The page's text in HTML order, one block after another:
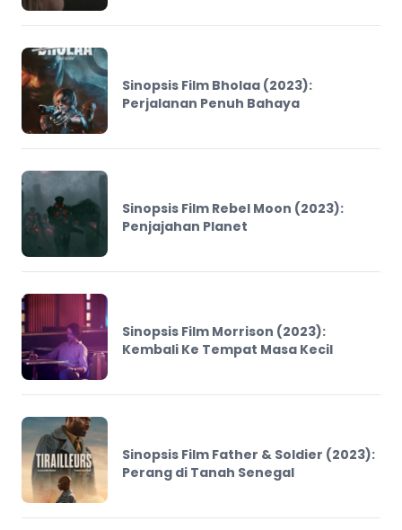
Sinopsis Film Bholaa (2023):
Perjalanan Penuh Bahaya
Sinopsis Film Rebel Moon (2023):
Penjajahan Planet
Sinopsis Film Morrison (2023):
Kembali Ke Tempat Masa Kecil
Sinopsis Film Father & Soldier (2023):
Perang di Tanah Senegal